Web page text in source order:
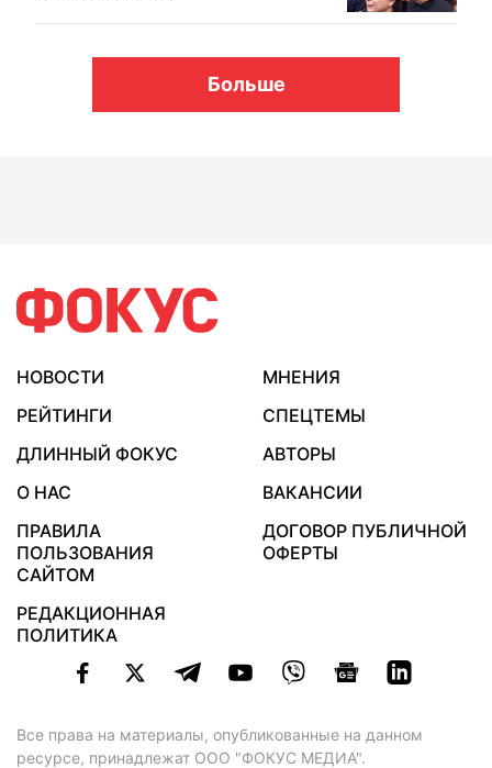
Больше
НОВОСТИ
МНЕНИЯ
РЕЙТИНГИ
СПЕЦТЕМЫ
ДЛИННЫЙ ФОКУС
АВТОРЫ
О НАС
ВАКАНСИИ
ПРАВИЛА
ПОЛЬЗОВАНИЯ
САЙТОМ
ДОГОВОР ПУБЛИЧНОЙ
ОФЕРТЫ
РЕДАКЦИОННАЯ
ПОЛИТИКА
Все права на материалы, опубликованные на данном
ресурсе, принадлежат ООО "ФОКУС МЕДИА".